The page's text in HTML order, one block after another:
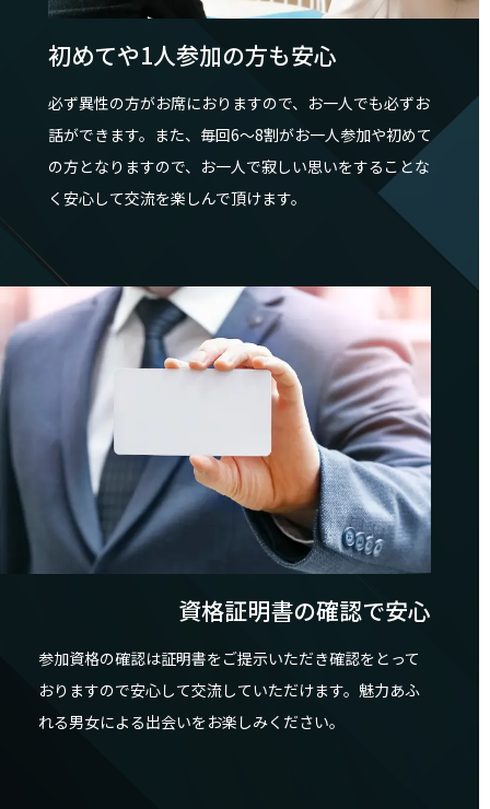
初めてや1人参加の方も安心
必ず異性の方がお席におりますので、お一人でも必ずお
話ができます。また、毎回6～8割がお一人参加や初めて
の方となりますので、お一人で寂しい思いをすることな
く安心して交流を楽しんで頂けます。
資格証明書の確認で安心
参加資格の確認は証明書をご提示いただき確認をとって
おりますので安心して交流していただけます。魅力あふ
れる男女による出会いをお楽しみください。